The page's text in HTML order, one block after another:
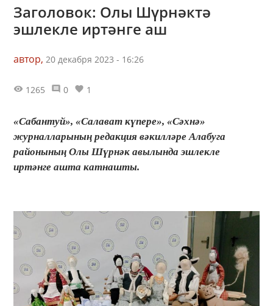
Заголовок: Олы Шүрнәктә
эшлекле иртәнге аш
автор, 20 декабря 2023 - 16:26
1265 0 1
«Сабантуй», «Салават күпере», «Сәхнә»
журналларының редакция вәкилләре Алабуга
районының Олы Шүрнәк авылында эшлекле
иртәнге ашта катнашты.